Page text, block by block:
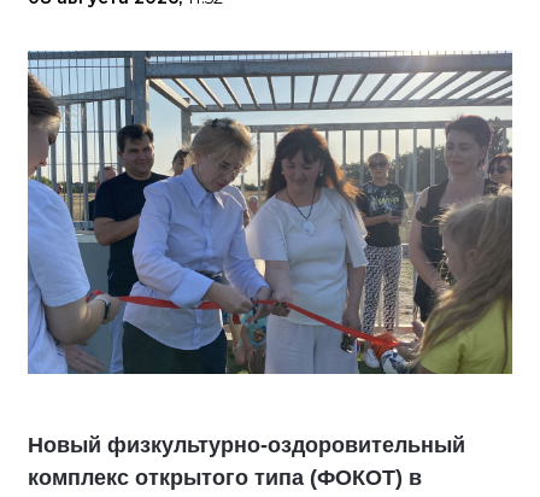
Новый физкультурно-оздоровительный
комплекс открытого типа (ФОКОТ) в